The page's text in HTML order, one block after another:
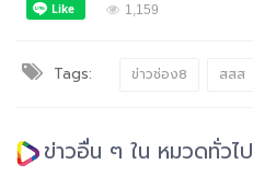
1,159
Tags: ข่าวช่อง8 สสส
ข่าวอื่น ๆ ใน หมวดทั่วไป